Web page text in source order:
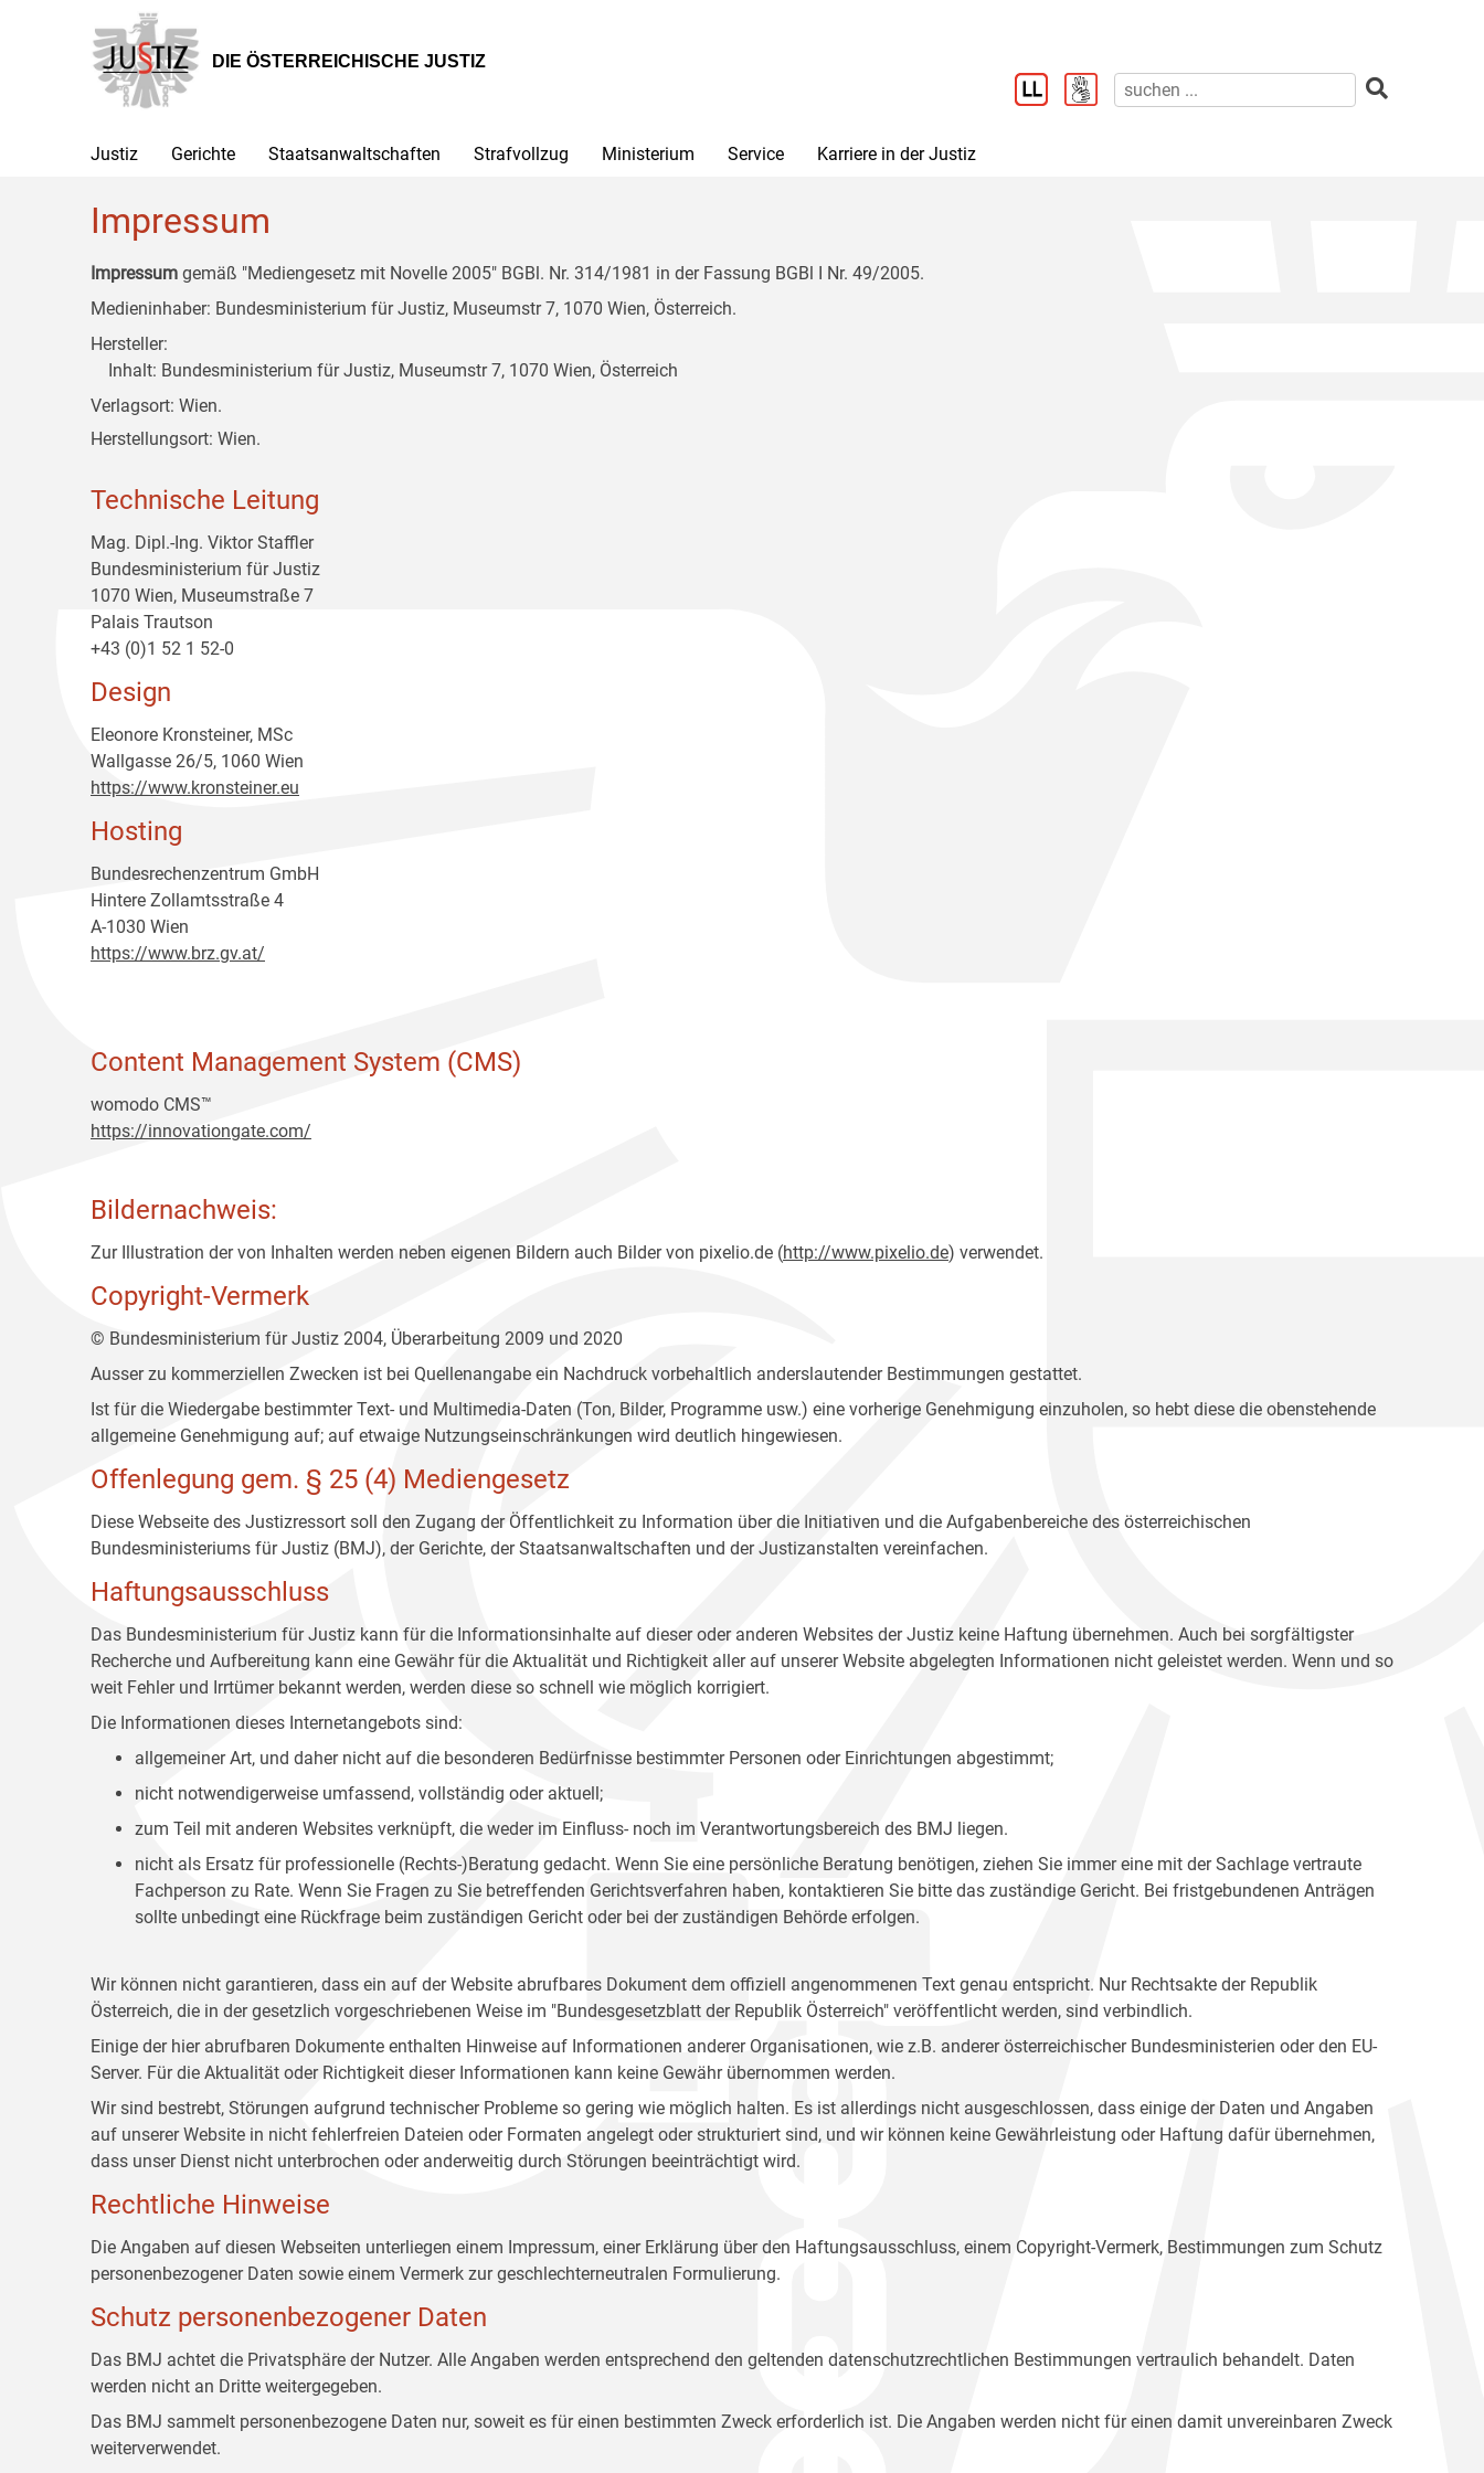
Hauptnavigation
[1]
Inhalt
[2]
Untermenü
[3]
DIE ÖSTERREICHISCHE JUSTIZ
Justiz Gerichte Staatsanwaltschaften Strafvollzug Ministerium Service Karriere in der Justiz
Impressum
Impressum gemäß "Mediengesetz mit Novelle 2005" BGBl. Nr. 314/1981 in der Fassung BGBl I Nr. 49/2005.
Medieninhaber: Bundesministerium für Justiz, Museumstr 7, 1070 Wien, Österreich.
Hersteller:
Inhalt: Bundesministerium für Justiz, Museumstr 7, 1070 Wien, Österreich
Verlagsort: Wien.
Herstellungsort: Wien.
Technische Leitung
Mag. Dipl.-Ing. Viktor Staffler
Bundesministerium für Justiz
1070 Wien, Museumstraße 7
Palais Trautson
+43 (0)1 52 1 52-0
Design
Eleonore Kronsteiner, MSc
Wallgasse 26/5, 1060 Wien
https://www.kronsteiner.eu
Hosting
Bundesrechenzentrum GmbH
Hintere Zollamtsstraße 4
A-1030 Wien
https://www.brz.gv.at/
Content Management System (CMS)
womodo CMS™
https://innovationgate.com/
Bildernachweis:
Zur Illustration der von Inhalten werden neben eigenen Bildern auch Bilder von pixelio.de (http://www.pixelio.de) verwendet.
Copyright-Vermerk
© Bundesministerium für Justiz 2004, Überarbeitung 2009 und 2020
Ausser zu kommerziellen Zwecken ist bei Quellenangabe ein Nachdruck vorbehaltlich anderslautender Bestimmungen gestattet.
Ist für die Wiedergabe bestimmter Text- und Multimedia-Daten (Ton, Bilder, Programme usw.) eine vorherige Genehmigung einzuholen, so hebt diese die obenstehende
allgemeine Genehmigung auf; auf etwaige Nutzungseinschränkungen wird deutlich hingewiesen.
Offenlegung gem. § 25 (4) Mediengesetz
Diese Webseite des Justizressort soll den Zugang der Öffentlichkeit zu Information über die Initiativen und die Aufgabenbereiche des österreichischen
Bundesministeriums für Justiz (BMJ), der Gerichte, der Staatsanwaltschaften und der Justizanstalten vereinfachen.
Haftungsausschluss
Das Bundesministerium für Justiz kann für die Informationsinhalte auf dieser oder anderen Websites der Justiz keine Haftung übernehmen. Auch bei sorgfältigster
Recherche und Aufbereitung kann eine Gewähr für die Aktualität und Richtigkeit aller auf unserer Website abgelegten Informationen nicht geleistet werden. Wenn und so
weit Fehler und Irrtümer bekannt werden, werden diese so schnell wie möglich korrigiert.
Die Informationen dieses Internetangebots sind:
allgemeiner Art, und daher nicht auf die besonderen Bedürfnisse bestimmter Personen oder Einrichtungen abgestimmt;
nicht notwendigerweise umfassend, vollständig oder aktuell;
zum Teil mit anderen Websites verknüpft, die weder im Einfluss- noch im Verantwortungsbereich des BMJ liegen.
nicht als Ersatz für professionelle (Rechts-)Beratung gedacht. Wenn Sie eine persönliche Beratung benötigen, ziehen Sie immer eine mit der Sachlage vertraute
Fachperson zu Rate. Wenn Sie Fragen zu Sie betreffenden Gerichtsverfahren haben, kontaktieren Sie bitte das zuständige Gericht. Bei fristgebundenen Anträgen
sollte unbedingt eine Rückfrage beim zuständigen Gericht oder bei der zuständigen Behörde erfolgen.
Wir können nicht garantieren, dass ein auf der Website abrufbares Dokument dem offiziell angenommenen Text genau entspricht. Nur Rechtsakte der Republik
Österreich, die in der gesetzlich vorgeschriebenen Weise im "Bundesgesetzblatt der Republik Österreich" veröffentlicht werden, sind verbindlich.
Einige der hier abrufbaren Dokumente enthalten Hinweise auf Informationen anderer Organisationen, wie z.B. anderer österreichischer Bundesministerien oder den EU-
Server. Für die Aktualität oder Richtigkeit dieser Informationen kann keine Gewähr übernommen werden.
Wir sind bestrebt, Störungen aufgrund technischer Probleme so gering wie möglich halten. Es ist allerdings nicht ausgeschlossen, dass einige der Daten und Angaben
auf unserer Website in nicht fehlerfreien Dateien oder Formaten angelegt oder strukturiert sind, und wir können keine Gewährleistung oder Haftung dafür übernehmen,
dass unser Dienst nicht unterbrochen oder anderweitig durch Störungen beeinträchtigt wird.
Rechtliche Hinweise
Die Angaben auf diesen Webseiten unterliegen einem Impressum, einer Erklärung über den Haftungsausschluss, einem Copyright-Vermerk, Bestimmungen zum Schutz
personenbezogener Daten sowie einem Vermerk zur geschlechterneutralen Formulierung.
Schutz personenbezogener Daten
Das BMJ achtet die Privatsphäre der Nutzer. Alle Angaben werden entsprechend den geltenden datenschutzrechtlichen Bestimmungen vertraulich behandelt. Daten
werden nicht an Dritte weitergegeben.
Das BMJ sammelt personenbezogene Daten nur, soweit es für einen bestimmten Zweck erforderlich ist. Die Angaben werden nicht für einen damit unvereinbaren Zweck
weiterverwendet.